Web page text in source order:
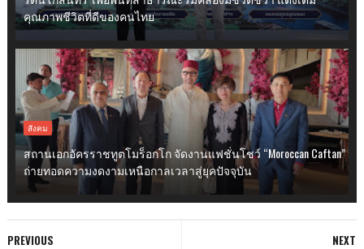
คุณภาพชีวิตที่ดีของคนไทย
สังคม
สถานเอกอัครราชทูตโมร็อกโก จัดงานแฟชั่นโชว์ “Moroccan Caftan”
ถ่ายทอดความงดงามเหนือกาลเวลาสู่ยุคปัจจุบัน
NEXT
PREVIOUS